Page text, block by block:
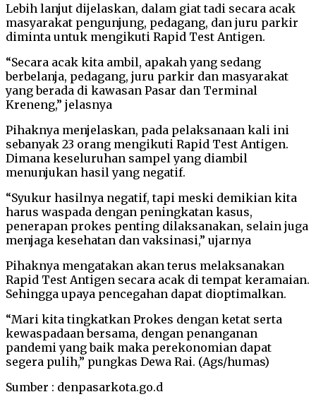
Lebih lanjut dijelaskan, dalam giat tadi secara acak
masyarakat pengunjung, pedagang, dan juru parkir
diminta untuk mengikuti Rapid Test Antigen.
“Secara acak kita ambil, apakah yang sedang
berbelanja, pedagang, juru parkir dan masyarakat
yang berada di kawasan Pasar dan Terminal
Kreneng,” jelasnya
Pihaknya menjelaskan, pada pelaksanaan kali ini
sebanyak 23 orang mengikuti Rapid Test Antigen.
Dimana keseluruhan sampel yang diambil
menunjukan hasil yang negatif.
“Syukur hasilnya negatif, tapi meski demikian kita
harus waspada dengan peningkatan kasus,
penerapan prokes penting dilaksanakan, selain juga
menjaga kesehatan dan vaksinasi,” ujarnya
Pihaknya mengatakan akan terus melaksanakan
Rapid Test Antigen secara acak di tempat keramaian.
Sehingga upaya pencegahan dapat dioptimalkan.
“Mari kita tingkatkan Prokes dengan ketat serta
kewaspadaan bersama, dengan penanganan
pandemi yang baik maka perekonomian dapat
segera pulih,” pungkas Dewa Rai. (Ags/humas)
Sumber : denpasarkota.go.d